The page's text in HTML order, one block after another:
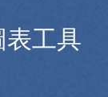
表工具